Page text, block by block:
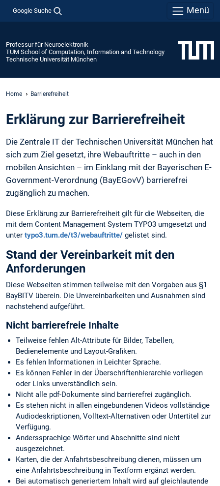
Google Suche Menü
Professur für Neuroelektronik
TUM School of Computation, Information and Technology
Technische Universität München
Home Barrierefreiheit
Erklärung zur Barrierefreiheit
Die Zentrale IT der Technischen Universität München hat
sich zum Ziel gesetzt, ihre Webauftritte – auch in den
mobilen Ansichten – im Einklang mit der Bayerischen E-
Government-Verordnung (BayEGovV) barrierefrei
zugänglich zu machen.
Diese Erklärung zur Barrierefreiheit gilt für die Webseiten, die
mit dem Content Management System TYPO3 umgesetzt und
unter typo3.tum.de/t3/webauftritte/ gelistet sind.
Stand der Vereinbarkeit mit den
Anforderungen
Diese Webseiten stimmen teilweise mit den Vorgaben aus §1
BayBITV überein. Die Unvereinbarkeiten und Ausnahmen sind
nachstehend aufgeführt.
Nicht barrierefreie Inhalte
Teilweise fehlen Alt-Attribute für Bilder, Tabellen,
Bedienelemente und Layout-Grafiken.
Es fehlen Informationen in Leichter Sprache.
Es können Fehler in der Überschriftenhierarchie vorliegen
oder Links unverständlich sein.
Nicht alle pdf-Dokumente sind barrierefrei zugänglich.
Es stehen nicht in allen eingebundenen Videos vollständige
Audiodeskriptionen, Volltext-Alternativen oder Untertitel zur
Verfügung.
Anderssprachige Wörter und Abschnitte sind nicht
ausgezeichnet.
Karten, die der Anfahrtsbeschreibung dienen, müssen um
eine Anfahrtsbeschreibung in Textform ergänzt werden.
Bei automatisch generiertem Inhalt wird auf gleichlautende